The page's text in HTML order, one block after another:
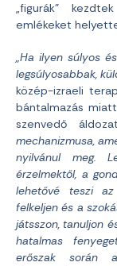
„figurák”
emlékeket
„Ha ilyen súlyos
legsúlyosabbak,
közép-izraeli
bántalmazás
szenvedő
mechanizmusa,
nyilvánul meg.
érzelmektől, a
lehetővé teszi
felkeljen és a
játsszon, tanuljon
hatalmas
erőszak során